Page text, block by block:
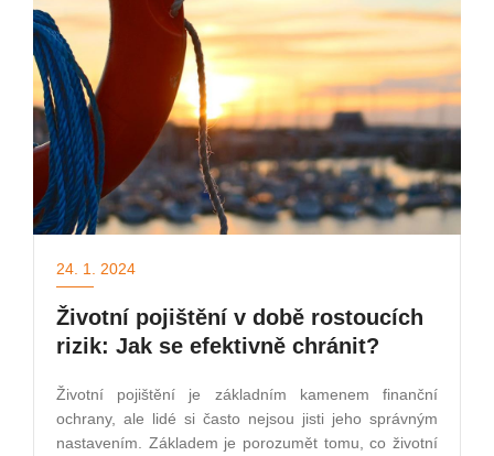
24. 1. 2024
Životní pojištění v době rostoucích
rizik: Jak se efektivně chránit?
Životní pojištění je základním kamenem finanční
ochrany, ale lidé si často nejsou jisti jeho správným
nastavením. Základem je porozumět tomu, co životní